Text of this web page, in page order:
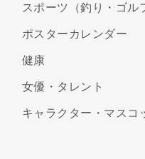
スポーツ（釣り・ゴル
ポスターカレンダー
健康
女優・タレント
キャラクター・マスコ